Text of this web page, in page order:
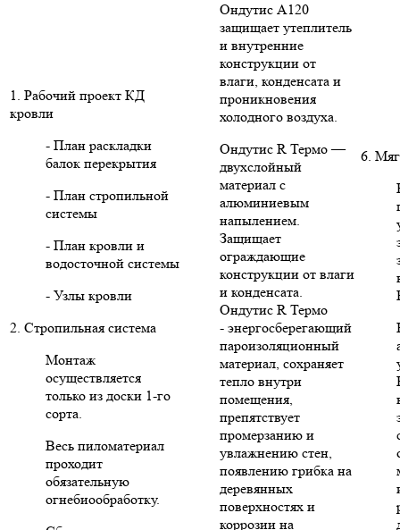
1. Рабочий проект КД
кровли
- План раскладки
балок перекрытия
- План стропильной
системы
- План кровли и
водосточной системы
- Узлы кровли
2. Стропильная система
Монтаж
осуществляется
только из доски 1-го
сорта.
Весь пиломатериал
проходит
обязательную
огнебиообработку.
Ондутис А120
защищает утеплитель
и внутренние
конструкции от
влаги, конденсата и
проникновения
холодного воздуха.
Ондутис R Термо —
двухслойный
материал с
алюминиевым
напылением.
Защищает
ограждающие
конструкции от влаги
и конденсата.
Ондутис R Термо
- энергосберегающий
пароизоляционный
материал, сохраняет
тепло внутри
помещения,
препятствует
промерзанию и
увлажнению стен,
появлению грибка на
деревянных
поверхностях и
коррозии на
6.